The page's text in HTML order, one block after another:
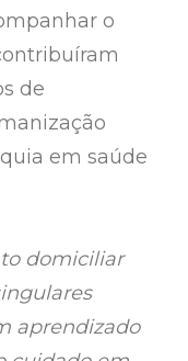
o
de
em saúde
domiciliar
aprendizado